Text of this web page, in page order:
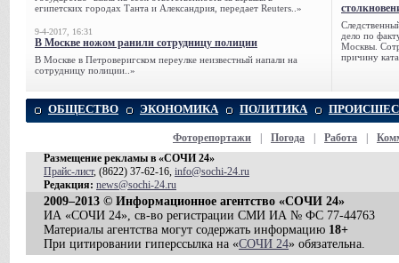
египетских городах Танта и Александрия, передает Reuters..»
9-4-2017, 16:31
В Москве ножом ранили сотрудницу полиции
В Москве в Петроверигском переулке неизвестный напали на
сотрудницу полиции..»
дело по
Москвы.
причину
ОБЩЕСТВО ЭКОНОМИКА ПОЛИТИКА
Фоторепортажи Погода Работа
Размещение рекламы в «СОЧИ 24»
Прайс-лист, (8622) 37-62-16, info@sochi-24.ru
Редакция: news@sochi-24.ru
2009–2013 © Информационное агентство «СОЧИ 24»
ИА «СОЧИ 24», св-во регистрации СМИ ИА № ФС 77-44763
Материалы агентства могут содержать информацию 18+
При цитировании гиперссылка на «СОЧИ 24» обязательна.